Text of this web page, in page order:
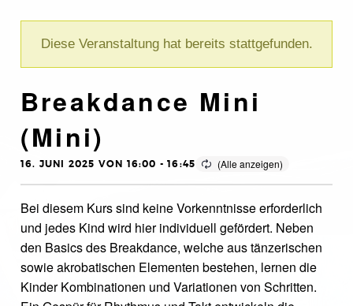
Diese Veranstaltung hat bereits stattgefunden.
Breakdance Mini
(Mini)
16. JUNI 2025 VON 16:00 -16:45
Bei diesem Kurs sind keine Vorkenntnisse erforderlich
und jedes Kind wird hier individuell gefördert. Neben
den Basics des Breakdance, welche aus tänzerischen
sowie akrobatischen Elementen bestehen, lernen die
Kinder Kombinationen und Variationen von Schritten.